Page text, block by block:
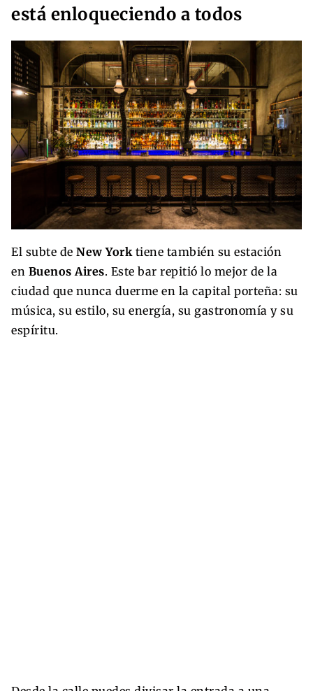
está enloqueciendo a todos
El subte de New Yorktiene también su estación
en Buenos Aires. Este bar repitió lo mejor de la
ciudad que nunca duerme en la capital porteña: su
música, su estilo, su energía, su gastronomía y su
espíritu.